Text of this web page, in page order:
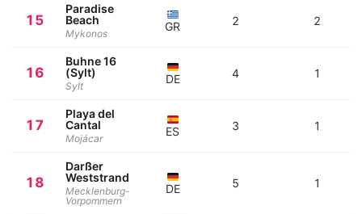
15
Paradise
Beach
Mykonos
GR 2 2
16
Buhne 16
(Sylt)
Sylt
DE 4 1
17
Playa del
Cantal
Mojácar
ES 3 1
18
Darßer
Weststrand
Mecklenburg-
Vorpommern
DE 5 1